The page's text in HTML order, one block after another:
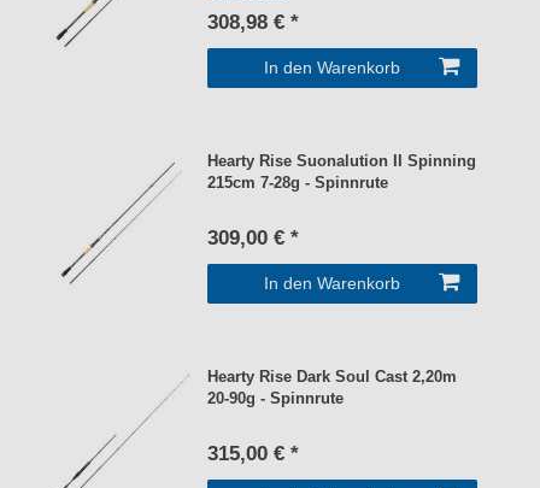
308,98 € *
In den Warenkorb
Hearty Rise Suonalution II Spinning
215cm 7-28g - Spinnrute
309,00 € *
In den Warenkorb
Hearty Rise Dark Soul Cast 2,20m
20-90g - Spinnrute
315,00 € *